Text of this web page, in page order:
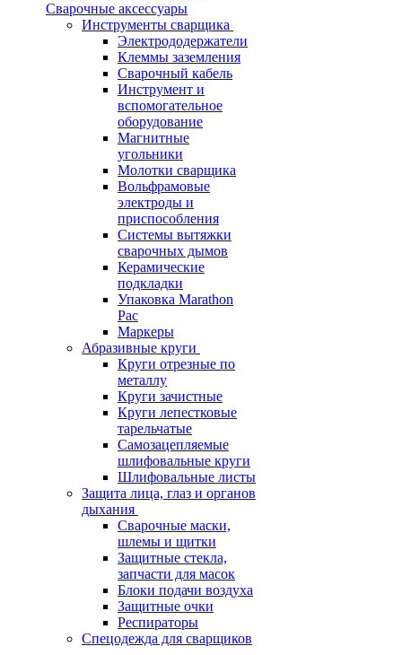
Сварочные аксессуары
Инструменты сварщика
Электрододержатели
Клеммы заземления
Сварочный кабель
Инструмент и
вспомогательное
оборудование
Магнитные
угольники
Молотки сварщика
Вольфрамовые
электроды и
приспособления
Системы вытяжки
сварочных дымов
Керамические
подкладки
Упаковка Marathon
Pac
Маркеры
Абразивные круги
Круги отрезные по
металлу
Круги зачистные
Круги лепестковые
тарельчатые
Самозацепляемые
шлифовальные круги
Шлифовальные листы
Защита лица, глаз и органов
дыхания
Сварочные маски,
шлемы и щитки
Защитные стекла,
запчасти для масок
Блоки подачи воздуха
Защитные очки
Респираторы
Спецодежда для сварщиков